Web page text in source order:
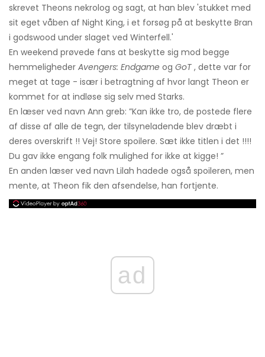
skrevet Theons nekrolog og sagt, at han blev 'stukket med
sit eget våben af ​​Night King, i et forsøg på at beskytte Bran
i godswood under slaget ved Winterfell.'
En weekend prøvede fans at beskytte sig mod begge
hemmeligheder Avengers: Endgame og GoT , dette var for
meget at tage - især i betragtning af hvor langt Theon er
kommet for at indløse sig selv med Starks.
En læser ved navn Ann greb: ”Kan ikke tro, de postede flere
af disse af alle de tegn, der tilsyneladende blev dræbt i
deres overskrift !! Vej! Store spoilere. Sæt ikke titlen i det !!!!
Du gav ikke engang folk mulighed for ikke at kigge! ”
En anden læser ved navn Lilah hadede også spoileren, men
mente, at Theon fik den afsendelse, han fortjente.
ad